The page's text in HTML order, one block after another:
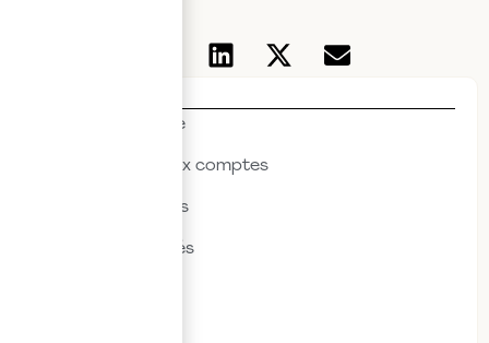
Actualités & veille
Commissariat aux comptes
Droit des affaires
Droit des sociétés